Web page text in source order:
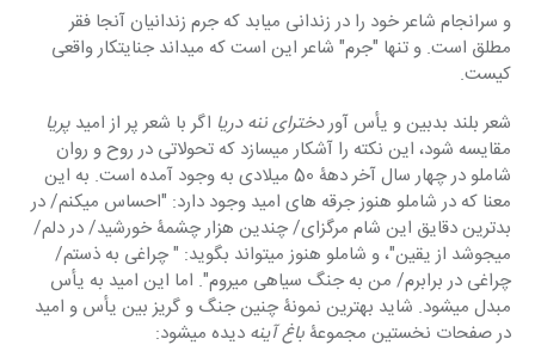
و سرانجام شاعر خود را در زندانی میابد که جرم زندانیان آنجا فقر
مطلق است. و تنها "جرم" شاعر این است که میداند جنایتکار واقعی
کیست.
شعر بلند بدبین و یأس آور دخترای ننه دریا اگر با شعر پر از امید پریا
مقایسه شود، این نکته را آشکار میسازد که تحولاتی در روح و روان
شاملو در چهار سال آخر دهۀ 50 میلادی به وجود آمده است. به این
معنا که در شاملو هنوز جرقه های امید وجود دارد: "احساس میکنم/ در
بدترین دقایق این شام مرگزای/ چندین هزار چشمۀ خورشید/ در دلم/
میجوشد از یقین"، و شاملو هنوز میتواند بگوید: " چراغی به ذستم/
چراغی در برابرم/ من به جنگ سیاهی میروم". اما این امید به یأس
مبدل میشود. شاید بهترین نمونۀ چنین جنگ و گریز بین یأس و امید
در صفحات نخستین مجموعۀ باغ آینه دیده میشود: